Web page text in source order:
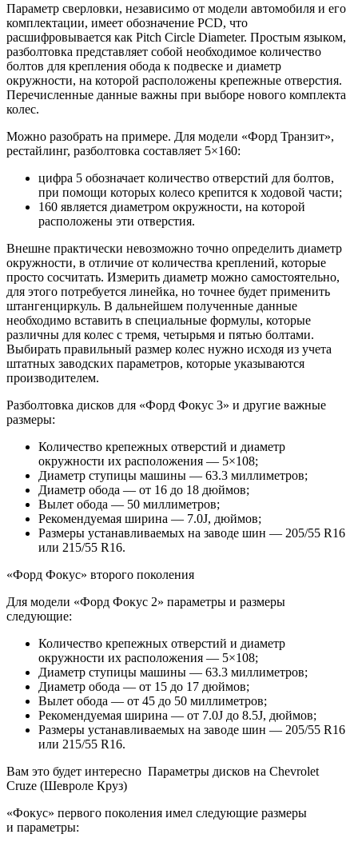
Параметр сверловки, независимо от модели автомобиля и его
комплектации, имеет обозначение PCD, что
расшифровывается как Pitch Circle Diameter. Простым языком,
разболтовка представляет собой необходимое количество
болтов для крепления обода к подвеске и диаметр
окружности, на которой расположены крепежные отверстия.
Перечисленные данные важны при выборе нового комплекта
колес.
Можно разобрать на примере. Для модели «Форд Транзит»,
рестайлинг, разболтовка составляет 5×160:
цифра 5 обозначает количество отверстий для болтов,
при помощи которых колесо крепится к ходовой части;
160 является диаметром окружности, на которой
расположены эти отверстия.
Внешне практически невозможно точно определить диаметр
окружности, в отличие от количества креплений, которые
просто сосчитать. Измерить диаметр можно самостоятельно,
для этого потребуется линейка, но точнее будет применить
штангенциркуль. В дальнейшем полученные данные
необходимо вставить в специальные формулы, которые
различны для колес с тремя, четырьмя и пятью болтами.
Выбирать правильный размер колес нужно исходя из учета
штатных заводских параметров, которые указываются
производителем.
Разболтовка дисков для «Форд Фокус 3» и другие важные
размеры:
Количество крепежных отверстий и диаметр
окружности их расположения — 5×108;
Диаметр ступицы машины — 63.3 миллиметров;
Диаметр обода — от 16 до 18 дюймов;
Вылет обода — 50 миллиметров;
Рекомендуемая ширина — 7.0J, дюймов;
Размеры устанавливаемых на заводе шин — 205/55 R16
или 215/55 R16.
«Форд Фокус» второго поколения
Для модели «Форд Фокус 2» параметры и размеры
следующие:
Количество крепежных отверстий и диаметр
окружности их расположения — 5×108;
Диаметр ступицы машины — 63.3 миллиметров;
Диаметр обода — от 15 до 17 дюймов;
Вылет обода — от 45 до 50 миллиметров;
Рекомендуемая ширина — от 7.0J до 8.5J, дюймов;
Размеры устанавливаемых на заводе шин — 205/55 R16
или 215/55 R16.
Вам это будет интересно Параметры дисков на Chevrolet
Cruze (Шевроле Круз)
«Фокус» первого поколения имел следующие размеры
и параметры: